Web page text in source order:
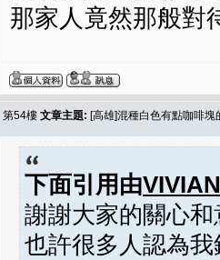
那家人竟然那般對
第54樓 文章主題: [高雄]混種白色有點咖啡
下面引用由
謝謝大家的關心和
也許很多人認為